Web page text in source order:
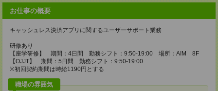
お仕事の概要
キャッシュレス決済アプリに関するユーザーサポート業務
研修あり
【座学研修】 期間：4日間 勤務シフト：9:50-19:00 場所：AIM 8F
【OJJT】 期間：5日間 勤務シフト：9:50-19:00
※初回契約期間は時給1190円とする
職場の雰囲気